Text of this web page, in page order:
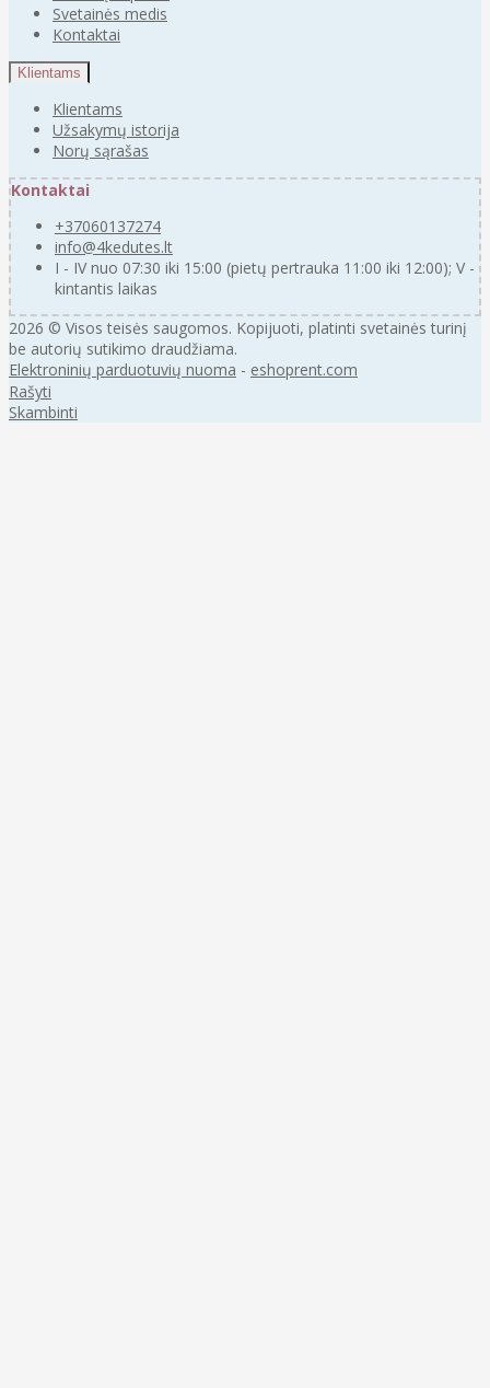
Svetainės medis
Kontaktai
Klientams
Klientams
Užsakymų istorija
Norų sąrašas
Kontaktai
+37060137274
info@4kedutes.lt
I - IV nuo 07:30 iki 15:00 (pietų pertrauka 11:00 iki 12:00); V -
kintantis laikas
2026 © Visos teisės saugomos. Kopijuoti, platinti svetainės turinį
be autorių sutikimo draudžiama.
Elektroninių parduotuvių nuoma - eshoprent.com
Rašyti
Skambinti